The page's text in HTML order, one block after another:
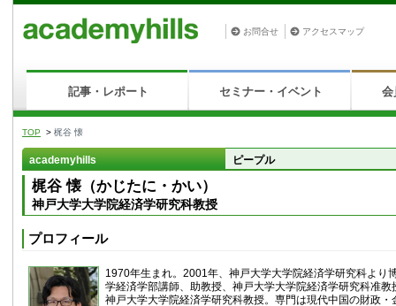
お問合せ アクセスマップ
記事・レポート セミナー・イベント 会
TOP > 梶谷 懐
academyhills ピープル
梶谷 懐（かじたに・かい）
神戸大学大学院経済学研究科教授
プロフィール
1970年生まれ。2001年、神戸大学大学院経済学研究科より
学経済学部講師、助教授、神戸大学大学院経済学研究科准教
神戸大学大学院経済学研究科教授。専門は現代中国の財政・